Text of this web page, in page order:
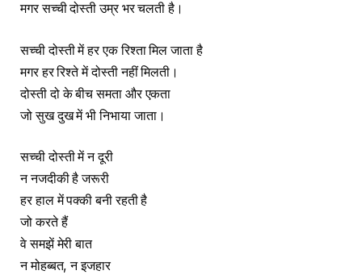
मगर सच्ची दोस्ती उम्र भर चलती है।
सच्ची दोस्ती में हर एक रिश्ता मिल जाता है
मगर हर रिश्ते में दोस्ती नहीं मिलती।
दोस्ती दो के बीच समता और एकता
जो सुख दुख में भी निभाया जाता।
सच्ची दोस्ती में न दूरी
न नजदीकी है जरूरी
हर हाल में पक्की बनी रहती है
जो करते हैं
वे समझें मेरी बात
न मोहब्बत, न इजहार